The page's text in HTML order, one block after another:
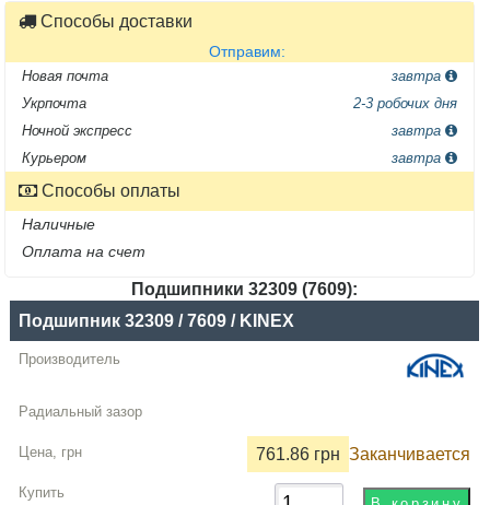
Способы доставки
Отправим:
Новая почта
завтра
Укрпочта
2-3 робочих дня
Ночной экспресс
завтра
Курьером
завтра
Способы оплаты
Наличные
Оплата на счет
Подшипники 32309 (7609):
Название
Производитель
Радиальный
зазор
Цена,
грн
Подшипник 32309 / 7609 / KINEX
761.86 грн Заканчивается